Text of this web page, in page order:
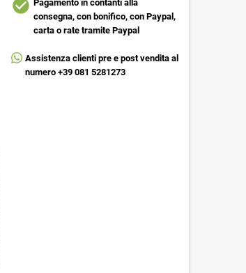
check_circle Pagamento in contanti alla
consegna, con bonifico, con Paypal,
carta o rate tramite Paypal
Assistenza clienti pre e post vendita al
numero +39 081 5281273